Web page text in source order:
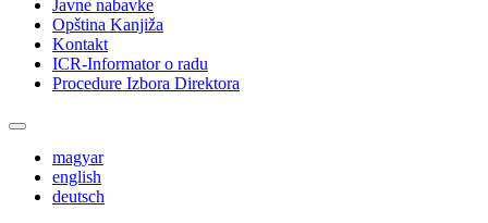
Javne nabavke
Opština Kanjiža
Kontakt
ICR-Informator o radu
Procedure Izbora Direktora
magyar
english
deutsch